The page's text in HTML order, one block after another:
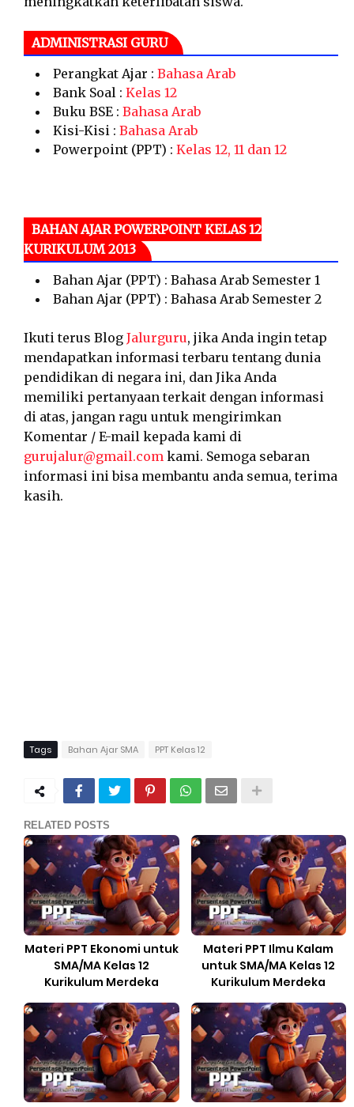
ADMINISTRASI GURU
Perangkat Ajar : Bahasa Arab
Bank Soal : Kelas 12
Buku BSE : Bahasa Arab
Kisi-Kisi : Bahasa Arab
Powerpoint (PPT) : Kelas 12, 11 dan 12
BAHAN AJAR POWERPOINT KELAS 12
KURIKULUM 2013
Bahan Ajar (PPT) : Bahasa Arab Semester 1
Bahan Ajar (PPT) : Bahasa Arab Semester 2
Ikuti terus Blog Jalurguru, jika Anda ingin tetap
mendapatkan informasi terbaru tentang dunia
pendidikan di negara ini, dan Jika Anda
memiliki pertanyaan terkait dengan informasi
di atas, jangan ragu untuk mengirimkan
Komentar / E-mail kepada kami di
gurujalur@gmail.com kami. Semoga sebaran
informasi ini bisa membantu anda semua, terima
kasih.
Tags Bahan Ajar SMA PPT Kelas 12
RELATED POSTS
Materi PPT Ekonomi untuk
SMA/MA Kelas 12
Kurikulum Merdeka
Materi PPT Ilmu Kalam
untuk SMA/MA Kelas 12
Kurikulum Merdeka